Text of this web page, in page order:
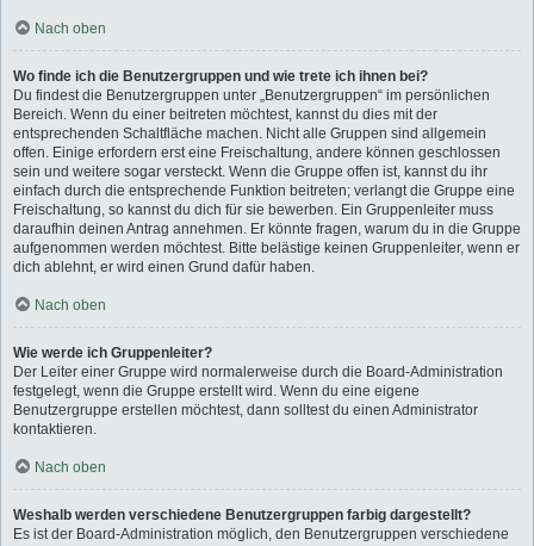
Nach oben
Wo finde ich die Benutzergruppen und wie trete ich ihnen bei?
Du findest die Benutzergruppen unter „Benutzergruppen“ im persönlichen
Bereich. Wenn du einer beitreten möchtest, kannst du dies mit der
entsprechenden Schaltfläche machen. Nicht alle Gruppen sind allgemein
offen. Einige erfordern erst eine Freischaltung, andere können geschlossen
sein und weitere sogar versteckt. Wenn die Gruppe offen ist, kannst du ihr
einfach durch die entsprechende Funktion beitreten; verlangt die Gruppe eine
Freischaltung, so kannst du dich für sie bewerben. Ein Gruppenleiter muss
daraufhin deinen Antrag annehmen. Er könnte fragen, warum du in die Gruppe
aufgenommen werden möchtest. Bitte belästige keinen Gruppenleiter, wenn er
dich ablehnt, er wird einen Grund dafür haben.
Nach oben
Wie werde ich Gruppenleiter?
Der Leiter einer Gruppe wird normalerweise durch die Board-Administration
festgelegt, wenn die Gruppe erstellt wird. Wenn du eine eigene
Benutzergruppe erstellen möchtest, dann solltest du einen Administrator
kontaktieren.
Nach oben
Weshalb werden verschiedene Benutzergruppen farbig dargestellt?
Es ist der Board-Administration möglich, den Benutzergruppen verschiedene